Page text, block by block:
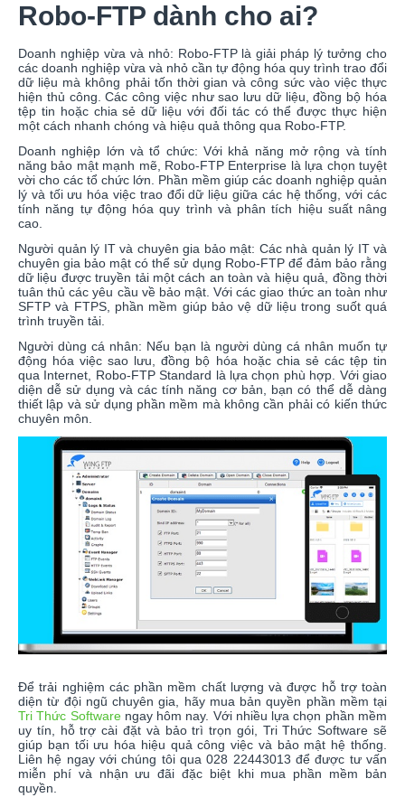
Robo-FTP dành cho ai?
Doanh nghiệp vừa và nhỏ: Robo-FTP là giải pháp lý tưởng cho
các doanh nghiệp vừa và nhỏ cần tự động hóa quy trình trao đổi
dữ liệu mà không phải tốn thời gian và công sức vào việc thực
hiện thủ công. Các công việc như sao lưu dữ liệu, đồng bộ hóa
tệp tin hoặc chia sẻ dữ liệu với đối tác có thể được thực hiện
một cách nhanh chóng và hiệu quả thông qua Robo-FTP.
Doanh nghiệp lớn và tổ chức: Với khả năng mở rộng và tính
năng bảo mật mạnh mẽ, Robo-FTP Enterprise là lựa chọn tuyệt
vời cho các tổ chức lớn. Phần mềm giúp các doanh nghiệp quản
lý và tối ưu hóa việc trao đổi dữ liệu giữa các hệ thống, với các
tính năng tự động hóa quy trình và phân tích hiệu suất nâng
cao.
Người quản lý IT và chuyên gia bảo mật: Các nhà quản lý IT và
chuyên gia bảo mật có thể sử dụng Robo-FTP để đảm bảo rằng
dữ liệu được truyền tải một cách an toàn và hiệu quả, đồng thời
tuân thủ các yêu cầu về bảo mật. Với các giao thức an toàn như
SFTP và FTPS, phần mềm giúp bảo vệ dữ liệu trong suốt quá
trình truyền tải.
Người dùng cá nhân: Nếu bạn là người dùng cá nhân muốn tự
động hóa việc sao lưu, đồng bộ hóa hoặc chia sẻ các tệp tin
qua Internet, Robo-FTP Standard là lựa chọn phù hợp. Với giao
diện dễ sử dụng và các tính năng cơ bản, bạn có thể dễ dàng
thiết lập và sử dụng phần mềm mà không cần phải có kiến thức
chuyên môn.
Để trải nghiệm các phần mềm chất lượng và được hỗ trợ toàn
diện từ đội ngũ chuyên gia, hãy mua bản quyền phần mềm tại
Tri Thức Softwarengay hôm nay. Với nhiều lựa chọn phần mềm
uy tín, hỗ trợ cài đặt và bảo trì trọn gói, Tri Thức Software sẽ
giúp bạn tối ưu hóa hiệu quả công việc và bảo mật hệ thống.
Liên hệ ngay với chúng tôi qua 028 22443013 để được tư vấn
miễn phí và nhận ưu đãi đặc biệt khi mua phần mềm bản
quyền.